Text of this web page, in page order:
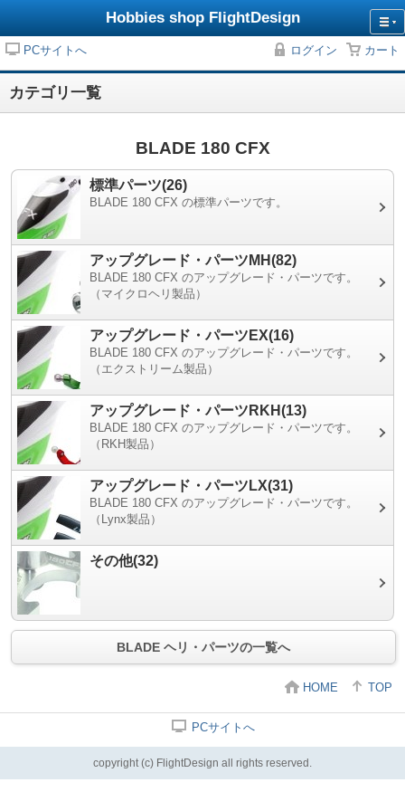
Hobbies shop FlightDesign
PCサイトへ ログイン カート
カテゴリ一覧
BLADE 180 CFX
標準パーツ(26)
BLADE 180 CFX の標準パーツです。
アップグレード・パーツMH(82)
BLADE 180 CFX のアップグレード・パーツです。
（マイクロヘリ製品）
アップグレード・パーツEX(16)
BLADE 180 CFX のアップグレード・パーツです。
（エクストリーム製品）
アップグレード・パーツRKH(13)
BLADE 180 CFX のアップグレード・パーツです。
（RKH製品）
アップグレード・パーツLX(31)
BLADE 180 CFX のアップグレード・パーツです。
（Lynx製品）
その他(32)
BLADE ヘリ・パーツの一覧へ
HOME TOP
PCサイトへ
copyright (c) FlightDesign all rights reserved.